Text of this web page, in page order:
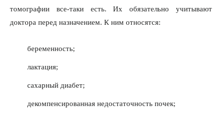
томографии все-таки есть. Их обязательно учитывают
доктора перед назначением. К ним относятся:
беременность;
лактация;
сахарный диабет;
декомпенсированная недостаточность почек;